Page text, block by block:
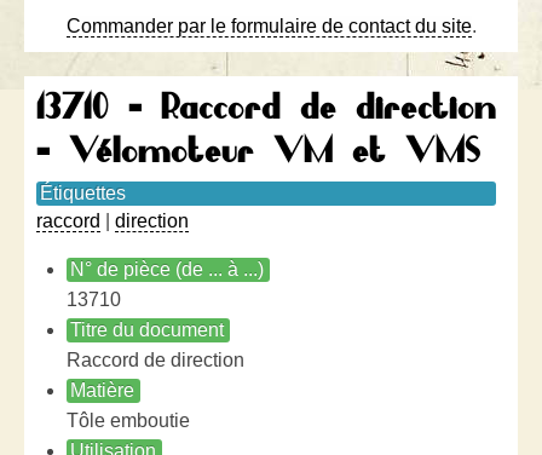
Commander par le formulaire de contact du site.
13710 - Raccord de direction
- Vélomoteur VM et VMS
Étiquettes
raccord
direction
N° de pièce (de ... à ...)
13710
Titre du document
Raccord de direction
Matière
Tôle emboutie
Utilisation